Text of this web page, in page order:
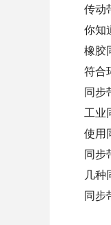
传动
你知
橡胶
符合
同步
工业
使用
同步
几种
同步